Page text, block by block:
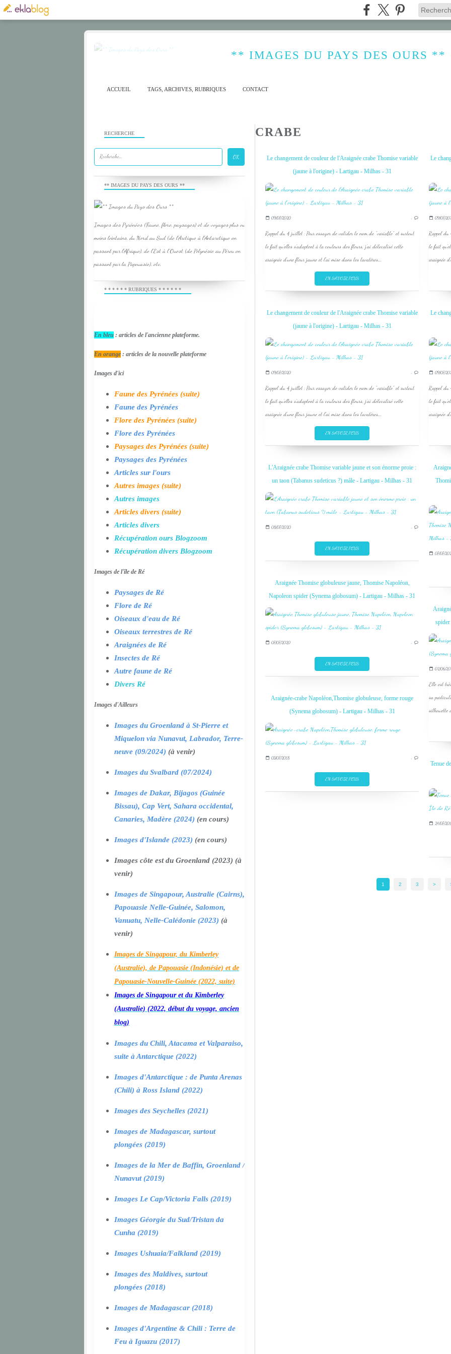
** IMAGES DU PAYS DES OURS **
ACCUEIL TAGS, ARCHIVES, RUBRIQUES CONTACT
CRABE
Le changement de couleur de l'Araignée crabe Thomise variable
(jaune à l'origine) - Lartigau - Milhas - 31
09/07/2020 …
Rappel du 4 juillet : Pour essayer de valider le nom de "variable" et surtout
le fait qu'elles s'adaptent à la couleurs des fleurs, j'ai délocalisé cette
araignée d'une fleur jaune et l'ai mise dans les lavatères...
EN SAVOIR PLUS
Le
09/07/
Rappel du
le fait
araignée
Le changement de couleur de l'Araignée crabe Thomise variable
(jaune à l'origine) - Lartigau - Milhas - 31
09/07/2020 …
Rappel du 4 juillet : Pour essayer de valider le nom de "variable" et surtout
le fait qu'elles s'adaptent à la couleurs des fleurs, j'ai délocalisé cette
araignée d'une fleur jaune et l'ai mise dans les lavatères...
EN SAVOIR PLUS
Le
09/07/
Rappel du
le fait
araignée
L'Araignée crabe Thomise variable jaune et son énorme proie :
un taon (Tabanus sudeticus ?) mâle - Lartigau - Milhas - 31
08/07/2020 …
EN SAVOIR PLUS
07/07/
Araignée Thomise globuleuse jaune, Thomise Napoléon,
Napoleon spider (Synema globosum) - Lartigau - Milhas - 31
07/07/2020 …
EN SAVOIR PLUS
02/06/
Elle est
sa
silhouette
Araignée-crabe Napoléon,Thomise globuleuse, forme rouge
(Synema globosum) - Lartigau - Milhas - 31
03/07/2018 …
EN SAVOIR PLUS
Tenue
24/07/
1 2 3 >
RECHERCHE
** IMAGES DU PAYS DES OURS **
Images des Pyrénées (Faune, flore, paysages) et de voyages plus ou
moins lointains, du Nord au Sud (de l'Arctique à l'Antarctique en
passant par l'Afrique), de l'Est à l'Ouest (de Polynésie au Pérou en
passant par la Papouasie), etc.
* * * * * * RUBRIQUES * * * * * *
En bleu : articles de l'ancienne plateforme.
En orange : articles de la nouvelle plateforme
Images d'ici
Faune des Pyrénées (suite)
Faune des Pyrénées
Flore des Pyrénées (suite)
Flore des Pyrénées
Paysages des Pyrénées (suite)
Paysages des Pyrénées
Articles sur l'ours
Autres images (suite)
Autres images
Articles divers (suite)
Articles divers
Récupération ours Blogzoom
Récupération divers Blogzoom
Images de l'île de Ré
Paysages de Ré
Flore de Ré
Oiseaux d'eau de Ré
Oiseaux terrestres de Ré
Araignées de Ré
Insectes de Ré
Autre faune de Ré
Divers Ré
Images d'Ailleurs
Images du Groenland à St-Pierre et
Miquelon via Nunavut, Labrador, Terre-
neuve (09/2024) (à venir)
Images du Svalbard (07/2024)
Images de Dakar, Bijagos (Guinée
Bissau), Cap Vert, Sahara occidental,
Canaries, Madère (2024) (en cours)
Images d'Islande (2023) (en cours)
Images côte est du Groenland (2023) (à
venir)
Images de Singapour, Australie (Cairns),
Papouasie Nelle-Guinée, Salomon,
Vanuatu, Nelle-Calédonie (2023) (à
venir)
Images de Singapour, du Kimberley
(Australie), de Papouasie (Indonésie) et de
Papouasie-Nouvelle-Guinée (2022, suite)
Images de Singapour et du Kimberley
(Australie) (2022, début du voyage, ancien
blog)
Images du Chili, Atacama et Valparaiso,
suite à Antarctique (2022)
Images d'Antarctique : de Punta Arenas
(Chili) à Ross Island (2022)
Images des Seychelles (2021)
Images de Madagascar, surtout
plongées (2019)
Images de la Mer de Baffin, Groenland /
Nunavut (2019)
Images Le Cap/Victoria Falls (2019)
Images Géorgie du Sud/Tristan da
Cunha (2019)
Images Ushuaia/Falkland (2019)
Images des Maldives, surtout
plongées (2018)
Images de Madagascar (2018)
Images d'Argentine & Chili : Terre de
Feu à Iguazu (2017)